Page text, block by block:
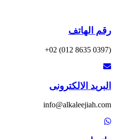
رقم الهاتف
(0397 8635 012) 02+
البريد الالكترونى
info@alkaleejiah.com